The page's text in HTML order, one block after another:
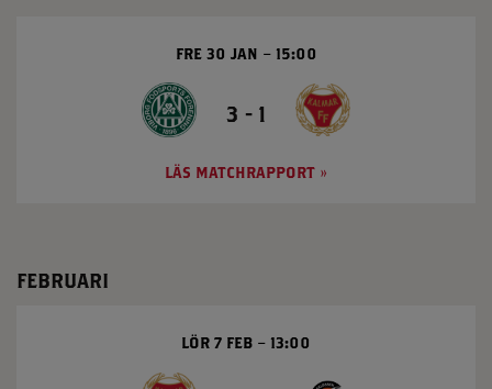
3 - 1
FRE 30 JAN 15:00
LÄS MATCHRAPPORT
FEBRUARI
LÖR 7 FEB 13:00